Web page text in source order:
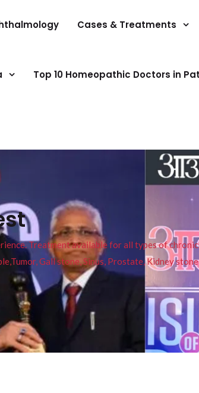
Cases & Treatments
Top 10 Homeopathic Doctors in
Treatment available for all types of chronic
Gall stone, Sinus, Prostate, Kidney